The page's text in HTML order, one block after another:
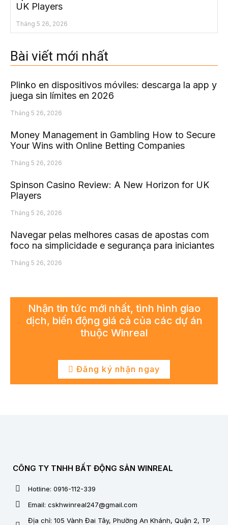
UK Players
Tháng 5 26, 2026
Bài viết mới nhất
Plinko en dispositivos móviles: descarga la app y
juega sin límites en 2026
Tháng 5 26, 2026
Money Management in Gambling How to Secure
Your Wins with Online Betting Companies
Tháng 5 26, 2026
Spinson Casino Review: A New Horizon for UK
Players
Tháng 5 26, 2026
Navegar pelas melhores casas de apostas com
foco na simplicidade e segurança para iniciantes
Tháng 5 26, 2026
Nhận tin tức mới nhất, tình hình giao
dịch, biến động giá cả của các dự án
thuộc Winreal
Đăng ký nhận ngay
CÔNG TY TNHH BẤT ĐỘNG SẢN WINREAL
Hotline: 0916-112-339
Email: cskhwinreal247@gmail.com
Địa chỉ: 105 Vành Đai Tây, Phường An Khánh, Quận 2, TP